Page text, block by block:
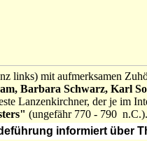
links) mit aufmerksamen
Barbara Schwarz, Karl
Lanzenkirchner, der je im
(ungefähr 770 - 790 n.C.).
informiert über